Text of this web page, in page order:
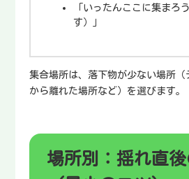
「いったんここに集まろ
す）」
集合場所は、落下物が少ない場所
から離れた場所など）を選びます。
場所別：揺れ直